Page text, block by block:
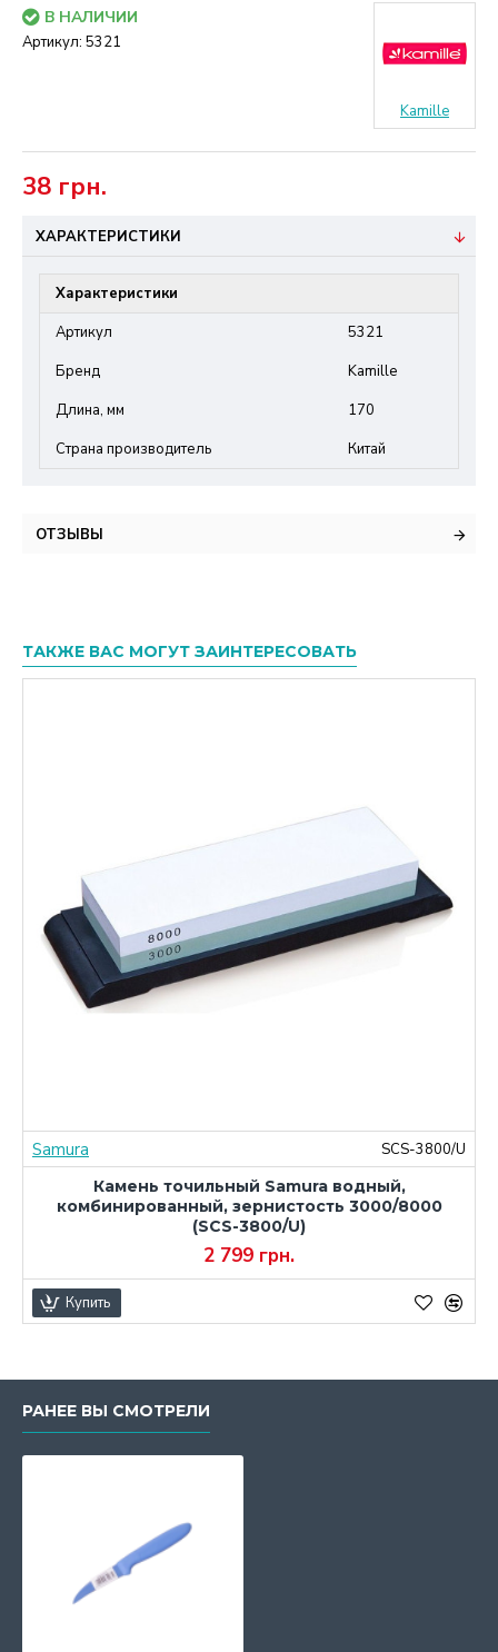
38 грн.
В НАЛИЧИИ
Артикул: 5321
Kamille
ХАРАКТЕРИСТИКИ
Характеристики
Артикул
5321
Бренд
Kamille
Длина, мм
170
Страна производитель
Китай
ОТЗЫВЫ
ТАКЖЕ ВАС МОГУТ ЗАИНТЕРЕСОВАТЬ
Samura
SCS-3800/U
Камень точильный Samura водный,
комбинированный, зернистость 3000/8000
(SCS-3800/U)
2 799 грн.
Купить
РАНЕЕ ВЫ СМОТРЕЛИ